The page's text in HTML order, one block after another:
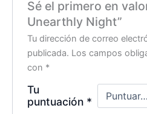
Sé el primero en
Unearthly Night”
Tu dirección de correo
publicada. Los campos
con *
Tu
puntuación *